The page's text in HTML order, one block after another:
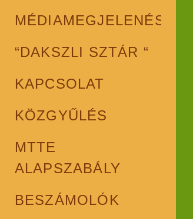
MÉDIAMEGJELENÉSEK
“DAKSZLI SZTÁR “
KAPCSOLAT
KÖZGYŰLÉS
MTTE
ALAPSZABÁLY
BESZÁMOLÓK